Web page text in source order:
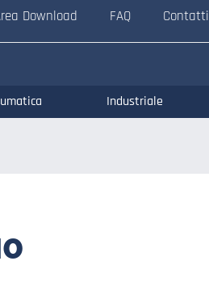
Download FAQ Contatti
Industriale